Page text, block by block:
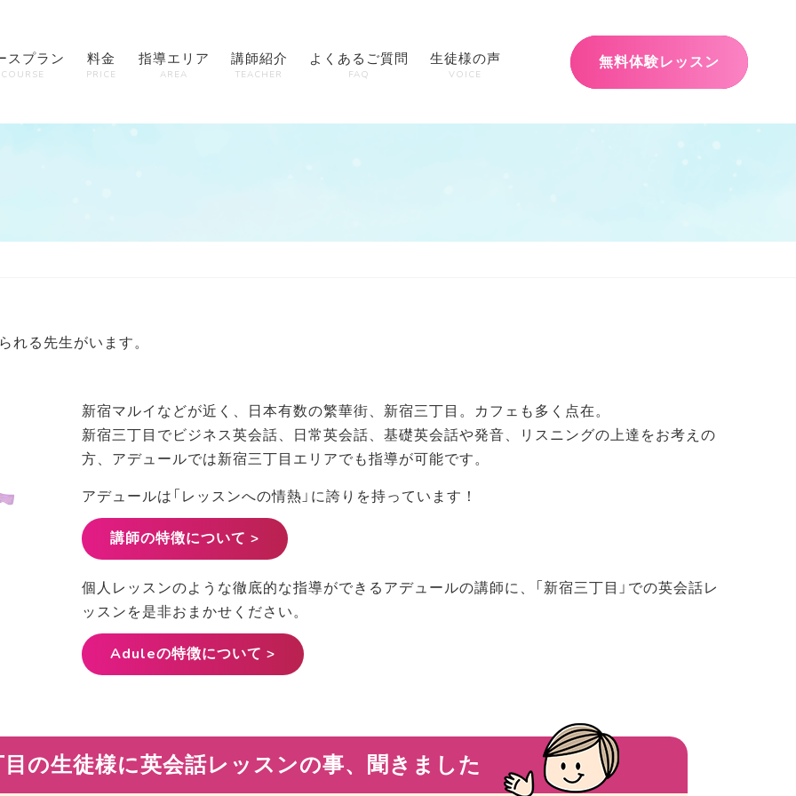
スプラン
COURSE
料金
PRICE
指導エリア
AREA
講師紹介
TEACHER
よくあるご質問
FAQ
生徒様の声
VOICE
無料体験レッスン
れる先生がいます。
新宿マルイなどが近く、日本有数の繁華街、新宿三丁目。カフェも多く点在。
新宿三丁目でビジネス英会話、日常英会話、基礎英会話や発音、リスニングの上達をお考えの
方、アデュールでは新宿三丁目エリアでも指導が可能です。
アデュールは「レッスンへの情熱」に誇りを持っています！
講師の特徴について >
個人レッスンのような徹底的な指導ができるアデュールの講師に、「新宿三丁目」での英会話レ
ッスンを是非おまかせください。
Aduleの特徴について >
の生徒様に英会話レッスンの事、聞きました